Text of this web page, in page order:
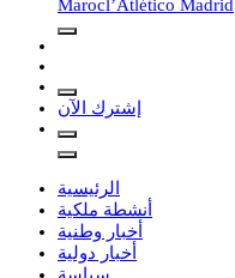
Marocl’Atlético Madrid
إشترك الآن
الرئيسية
أنشطة ملكية
أخبار وطنية
أخبار دولية
سياسة